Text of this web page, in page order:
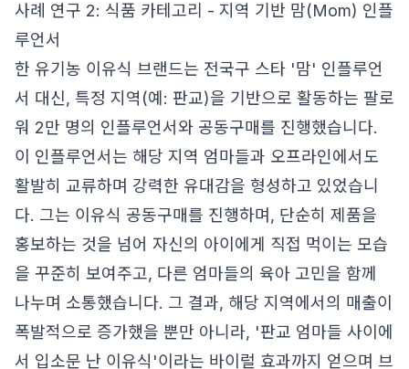
사례 연구 2: 식품 카테고리 - 지역 기반 맘(Mom) 인플
루언서
한 유기농 이유식 브랜드는 전국구 스타 '맘' 인플루언
서 대신, 특정 지역(예: 판교)을 기반으로 활동하는 팔로
워 2만 명의 인플루언서와 공동구매를 진행했습니다.
이 인플루언서는 해당 지역 엄마들과 오프라인에서도
활발히 교류하며 강력한 유대감을 형성하고 있었습니
다. 그는 이유식 공동구매를 진행하며, 단순히 제품을
홍보하는 것을 넘어 자신의 아이에게 직접 먹이는 모습
을 꾸준히 보여주고, 다른 엄마들의 육아 고민을 함께
나누며 소통했습니다. 그 결과, 해당 지역에서의 매출이
폭발적으로 증가했을 뿐만 아니라, '판교 엄마들 사이에
서 입소문 난 이유식'이라는 바이럴 효과까지 얻으며 브